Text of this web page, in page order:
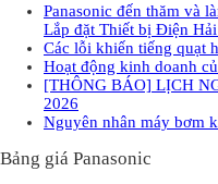
Panasonic đến thăm và
Lắp đặt Thiết bị Điện
Các lỗi khiến tiếng quạt
Hoạt động kinh doanh
[THÔNG BÁO] LỊCH
2026
Nguyên nhân máy bơm
Bảng giá Panasonic